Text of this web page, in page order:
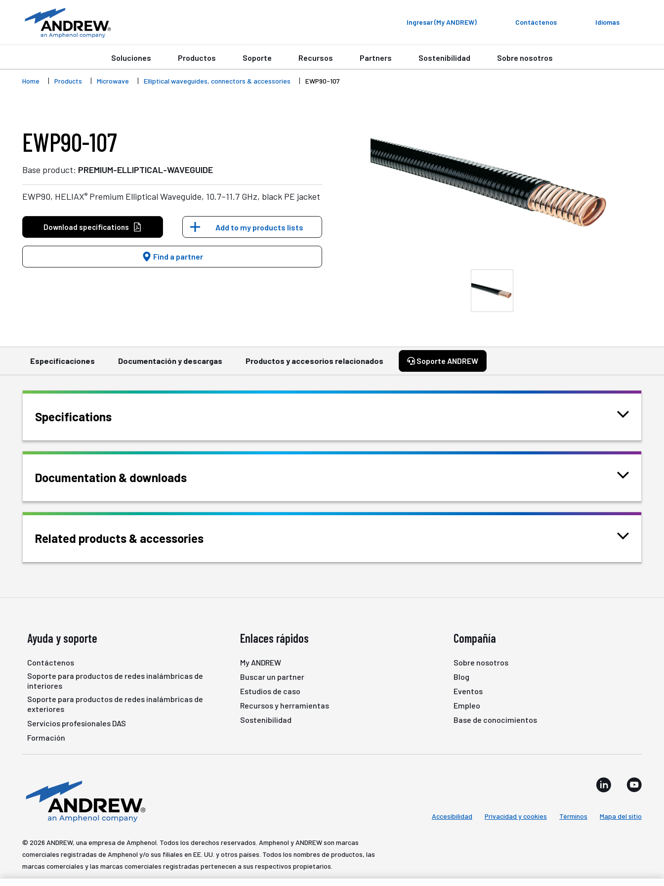
Ingresar (My ANDREW) Contáctenos Idiomas
Soluciones Productos Soporte Recursos Partners Sostenibilidad Sobre nosotros
Home Products Microwave Elliptical waveguides, connectors & accessories EWP90-107
EWP90-107
Base product: PREMIUM-ELLIPTICAL-WAVEGUIDE
EWP90, HELIAX® Premium Elliptical Waveguide, 10.7–11.7 GHz, black PE jacket
Download specifications Add to my products lists
Find a partner
Especificaciones Documentación y descargas Productos y accesorios relacionados Soporte ANDREW
Specifications
Documentation & downloads
Related products & accessories
Ayuda y soporte
Contáctenos
Soporte para productos de redes inalámbricas de
interiores
Soporte para productos de redes inalámbricas de
exteriores
Servicios profesionales DAS
Formación
Enlaces rápidos
My ANDREW
Buscar un partner
Estudios de caso
Recursos y herramientas
Sostenibilidad
Compañía
Sobre nosotros
Blog
Eventos
Empleo
Base de conocimientos
© 2026 ANDREW, una empresa de Amphenol. Todos los derechos reservados. Amphenol y ANDREW son marcas
comerciales registradas de Amphenol y/o sus filiales en EE. UU. y otros países. Todos los nombres de productos, las
marcas comerciales y las marcas comerciales registradas pertenecen a sus respectivos propietarios.
Accesibilidad Privacidad y cookies Términos Mapa del sitio